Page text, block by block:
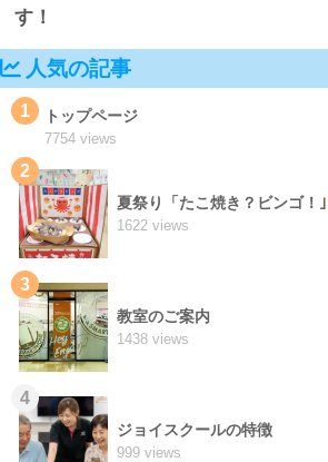
す！
人気の記事
1 トップページ
7754 views
2
夏祭り「たこ焼き？ビンゴ！｣
1622 views
3
教室のご案内
1438 views
4
ジョイスクールの特徴
999 views